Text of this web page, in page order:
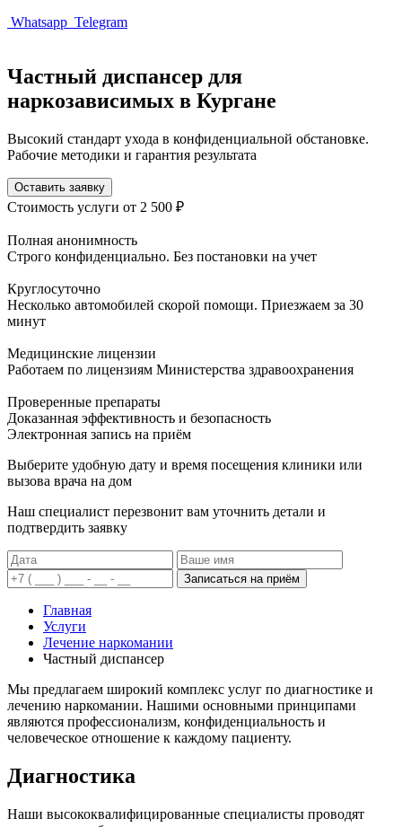
Whatsapp Telegram
Частный диспансер для
наркозависимых в Кургане
Высокий стандарт ухода в конфиденциальной обстановке.
Рабочие методики и гарантия результата
Оставить заявку
Стоимость услуги от 2 500 ₽
Полная анонимность
Строго конфиденциально. Без постановки на учет
Круглосуточно
Несколько автомобилей скорой помощи. Приезжаем за 30
минут
Медицинские лицензии
Работаем по лицензиям Министерства здравоохранения
Проверенные препараты
Доказанная эффективность и безопасность
Электронная запись на приём
Выберите удобную дату и время посещения клиники или
вызова врача на дом
Наш специалист перезвонит вам уточнить детали и
подтвердить заявку
Записаться на приём
Главная
Услуги
Лечение наркомании
Частный диспансер
Мы предлагаем широкий комплекс услуг по диагностике и
лечению наркомании. Нашими основными принципами
являются профессионализм, конфиденциальность и
человеческое отношение к каждому пациенту.
Диагностика
Наши высококвалифицированные специалисты проводят